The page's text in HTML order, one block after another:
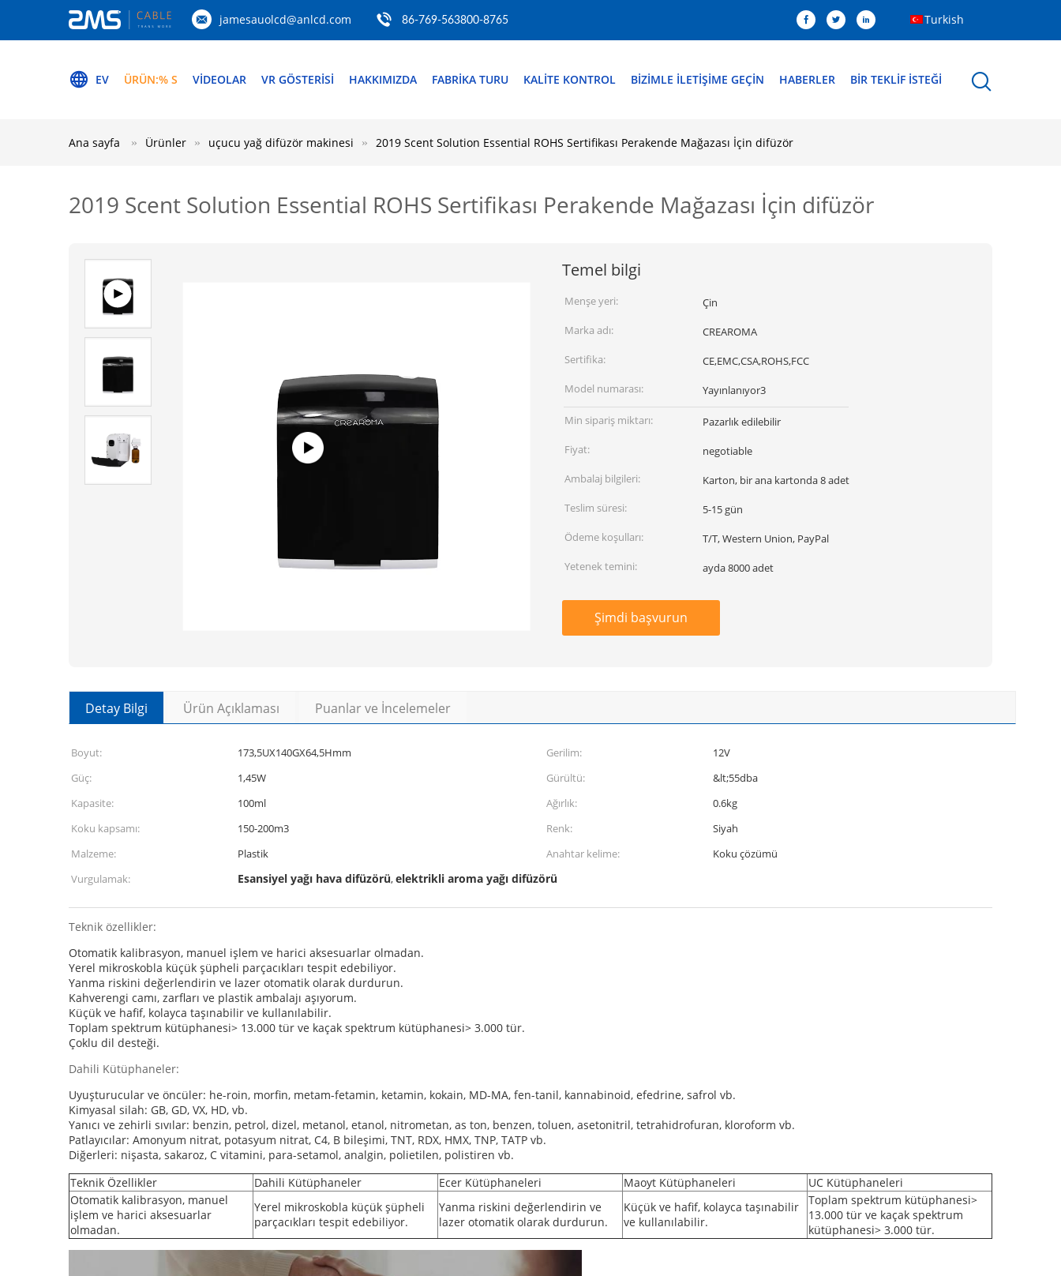
jamesauolcd@anlcd.com 86-769-563800-8765 Turkish
EV ÜRÜN:% S VİDEOLAR VR GÖSTERISI HAKKIMIZDA FABRIKA TURU KALITE KONTROL BIZIMLE ILETIŞIME GEÇIN HABERLER BIR TEKLIF ISTEĞI
Ana sayfa Ürünler uçucu yağ difüzör makinesi 2019 Scent Solution Essential ROHS Sertifikası Perakende Mağazası İçin difüzör
2019 Scent Solution Essential ROHS Sertifikası Perakende Mağazası İçin difüzör
Temel bilgi
Menşe yeri:
Çin
Marka adı:
CREAROMA
Sertifika:
CE,EMC,CSA,ROHS,FCC
Model numarası:
Yayınlanıyor3
Min sipariş miktarı:
Pazarlık edilebilir
Fiyat:
negotiable
Ambalaj bilgileri:
Karton, bir ana kartonda 8 adet
Teslim süresi:
5-15 gün
Ödeme koşulları:
T/T, Western Union, PayPal
Yetenek temini:
ayda 8000 adet
Şimdi başvurun
Detay Bilgi Ürün Açıklaması Puanlar ve İncelemeler
Boyut: 173,5UX140GX64,5Hmm Gerilim:
12V
Güç:
1,45W Gürültü:
&lt;55dba
Kapasite:
100ml Ağırlık:
0.6kg
Koku kapsamı:
150-200m3 Renk:
Siyah
Malzeme:
Plastik Anahtar kelime:
Koku çözümü
Vurgulamak:
Esansiyel yağı hava difüzörü,elektrikli aroma yağı difüzörü
Teknik özellikler:
Otomatik kalibrasyon, manuel işlem ve harici aksesuarlar olmadan.
Yerel mikroskobla küçük şüpheli parçacıkları tespit edebiliyor.
Yanma riskini değerlendirin ve lazer otomatik olarak durdurun.
Kahverengi camı, zarfları ve plastik ambalajı aşıyorum.
Küçük ve hafif, kolayca taşınabilir ve kullanılabilir.
Toplam spektrum kütüphanesi> 13.000 tür ve kaçak spektrum kütüphanesi> 3.000 tür.
Çoklu dil desteği.
Dahili Kütüphaneler:
Uyuşturucular ve öncüler: he-roin, morfin, metam-fetamin, ketamin, kokain, MD-MA, fen-tanil, kannabinoid, efedrine, safrol vb.
Kimyasal silah: GB, GD, VX, HD, vb.
Yanıcı ve zehirli sıvılar: benzin, petrol, dizel, metanol, etanol, nitrometan, as ton, benzen, toluen, asetonitril, tetrahidrofuran, kloroform vb.
Patlayıcılar: Amonyum nitrat, potasyum nitrat, C4, B bileşimi, TNT, RDX, HMX, TNP, TATP vb.
Diğerleri: nişasta, sakaroz, C vitamini, para-setamol, analgin, polietilen, polistiren vb.
Teknik Özellikler
Dahili Kütüphaneler Ecer Kütüphaneleri Maoyt Kütüphaneleri
UC Kütüphaneleri
Otomatik kalibrasyon, manuel
işlem ve harici aksesuarlar
olmadan.
Yerel mikroskobla küçük şüpheli
parçacıkları tespit edebiliyor.
Yanma riskini değerlendirin ve
lazer otomatik olarak durdurun.
Küçük ve hafif, kolayca taşınabilir
ve kullanılabilir.
Toplam spektrum kütüphanesi>
13.000 tür ve kaçak spektrum
kütüphanesi> 3.000 tür.